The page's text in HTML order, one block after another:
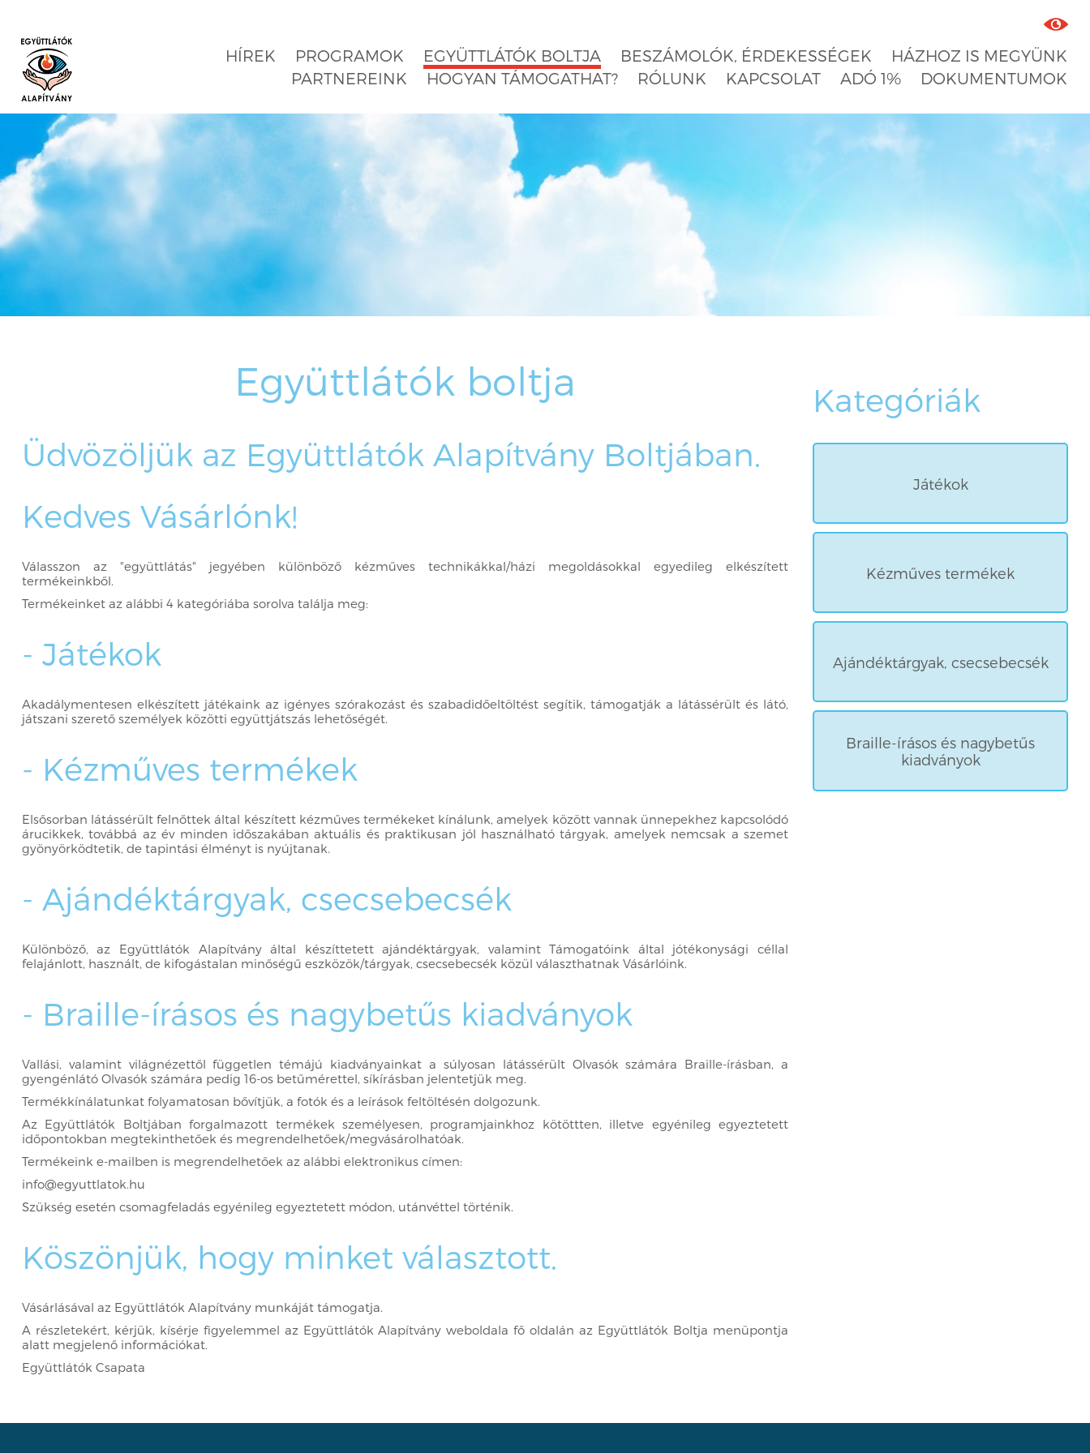
HÍREK PROGRAMOK EGYÜTTLÁTÓK BOLTJA BESZÁMOLÓK, ÉRDEKESSÉGEK
HÁZHOZ IS MEGYÜNK
PARTNEREINK
HOGYAN TÁMOGATHAT? RÓLUNK KAPCSOLAT ADÓ 1% DOKUMENTUMOK
Együttlátók boltja
Üdvözöljük az Együttlátók Alapítvány Boltjában.
Kedves Vásárlónk!
Válasszon az "együttlátás" jegyében különböző kézműves technikákkal/házi megoldásokkal egyedileg elkészített
termékeinkből.
Termékeinket az alábbi 4 kategóriába sorolva találja meg:
- Játékok
Akadálymentesen elkészített játékaink az igényes szórakozást és szabadidőeltöltést segítik, támogatják a látássérült és látó,
játszani szerető személyek közötti együttjátszás lehetőségét.
- Kézműves termékek
Elsősorban látássérült felnőttek által készített kézműves termékeket kínálunk, amelyek között vannak ünnepekhez kapcsolódó
árucikkek, továbbá az év minden időszakában aktuális és praktikusan jól használható tárgyak, amelyek nemcsak a szemet
gyönyörködtetik, de tapintási élményt is nyújtanak.
- Ajándéktárgyak, csecsebecsék
Különböző, az Együttlátók Alapítvány által készíttetett ajándéktárgyak, valamint Támogatóink által jótékonysági céllal
felajánlott, használt, de kifogástalan minőségű eszközök/tárgyak, csecsebecsék közül választhatnak Vásárlóink.
- Braille-írásos és nagybetűs kiadványok
Vallási, valamint világnézettől független témájú kiadványainkat a súlyosan látássérült Olvasók számára Braille-írásban, a
gyengénlátó Olvasók számára pedig 16-os betűmérettel, síkírásban jelentetjük meg.
Termékkínálatunkat folyamatosan bővítjük, a fotók és a leírások feltöltésén dolgozunk.
Az Együttlátók Boltjában forgalmazott termékek személyesen, programjainkhoz kötöttten, illetve egyénileg egyeztetett
időpontokban megtekinthetőek és megrendelhetőek/megvásárolhatóak.
Termékeink e-mailben is megrendelhetőek az alábbi elektronikus címen:
info@egyuttlatok.hu
Szükség esetén csomagfeladás egyénileg egyeztetett módon, utánvéttel történik.
Köszönjük, hogy minket választott.
Vásárlásával az Együttlátók Alapítvány munkáját támogatja.
A részletekért, kérjük, kísérje figyelemmel az Együttlátók Alapítvány weboldala fő oldalán az Együttlátók Boltja menüpontja
alatt megjelenő információkat.
Együttlátók Csapata
Kategóriák
Játékok
Kézműves termékek
Ajándéktárgyak, csecsebecsék
Braille-írásos és nagybetűs
kiadványok